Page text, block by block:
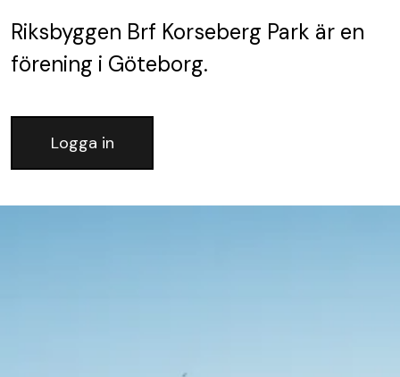
Riksbyggen Brf Korseberg Park är en
förening i Göteborg.
Logga in